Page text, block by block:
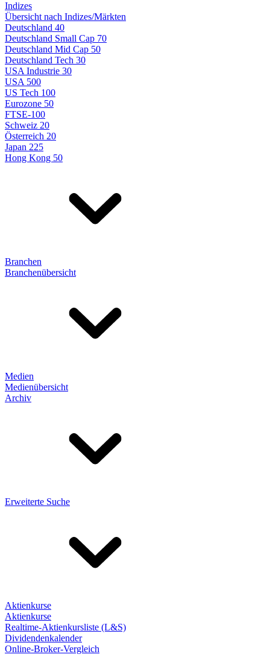
Indizes
Übersicht nach Indizes/Märkten
Deutschland 40
Deutschland Small Cap 70
Deutschland Mid Cap 50
Deutschland Tech 30
USA Industrie 30
USA 500
US Tech 100
Eurozone 50
FTSE-100
Schweiz 20
Österreich 20
Japan 225
Hong Kong 50
Branchen
Branchenübersicht
Medien
Medienübersicht
Archiv
Erweiterte Suche
Aktienkurse
Aktienkurse
Realtime-Aktienkursliste (L&S)
Dividendenkalender
Online-Broker-Vergleich